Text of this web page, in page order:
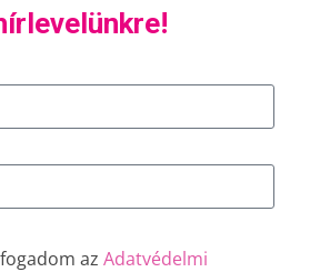
azAdatvédelmi